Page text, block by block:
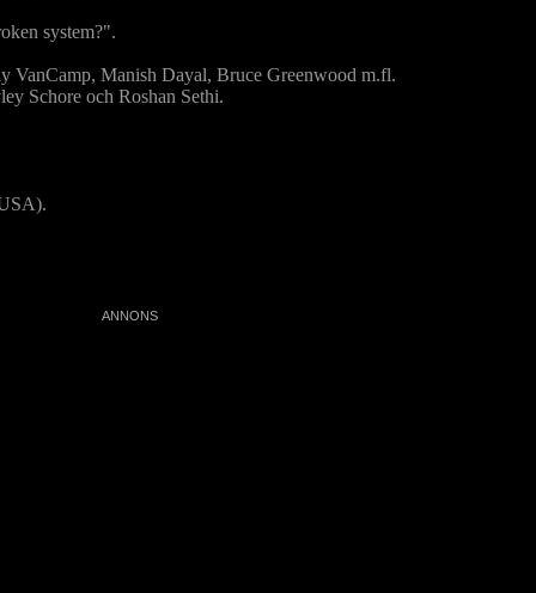
system?".
VanCamp, Manish Dayal, Bruce Greenwood m.fl.
Schore och Roshan Sethi.